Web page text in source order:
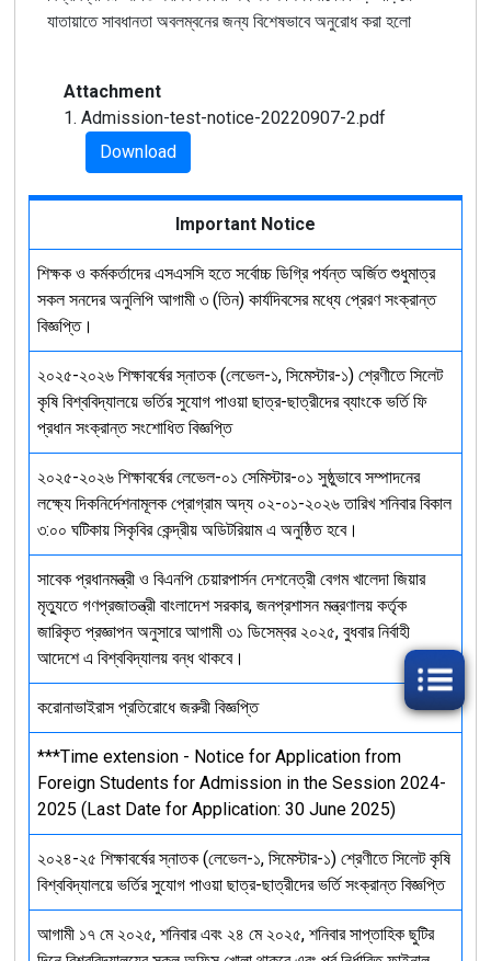
যাতায়াতে সাবধানতা অবলম্বনের জন্য বিশেষভাবে অনুরোধ করা হলো
Attachment
1. Admission-test-notice-20220907-2.pdf
Download
Important Notice
শিক্ষক ও কর্মকর্তাদের এসএসসি হতে সর্বোচ্চ ডিগ্রি পর্যন্ত অর্জিত শুধুমাত্র
সকল সনদের অনুলিপি আগামী ৩ (তিন) কার্যদিবসের মধ্যে প্রেরণ সংক্রান্ত
বিজ্ঞপ্তি।
২০২৫-২০২৬ শিক্ষাবর্ষের স্নাতক (লেভেল-১, সিমেস্টার-১) শ্রেণীতে সিলেট
কৃষি বিশ্ববিদ্যালয়ে ভর্তির সুযোগ পাওয়া ছাত্র-ছাত্রীদের ব্যাংকে ভর্তি ফি
প্রধান সংক্রান্ত সংশোধিত বিজ্ঞপ্তি
২০২৫-২০২৬ শিক্ষাবর্ষের লেভেল-০১ সেমিস্টার-০১ সুষ্ঠুভাবে সম্পাদনের
লক্ষ্যে দিকনির্দেশনামূলক প্রোগ্রাম অদ্য ০২-০১-২০২৬ তারিখ শনিবার বিকাল
৩:০০ ঘটিকায় সিকৃবির কেন্দ্রীয় অডিটরিয়াম এ অনুষ্ঠিত হবে।
সাবেক প্রধানমন্ত্রী ও বিএনপি চেয়ারপার্সন দেশনেত্রী বেগম খালেদা জিয়ার
মৃত্যুতে গণপ্রজাতন্ত্রী বাংলাদেশ সরকার, জনপ্রশাসন মন্ত্রণালয় কর্তৃক
জারিকৃত প্রজ্ঞাপন অনুসারে আগামী ৩১ ডিসেম্বর ২০২৫, বুধবার নির্বাহী
আদেশে এ বিশ্ববিদ্যালয় বন্ধ থাকবে।
করোনাভাইরাস প্রতিরোধে জরুরী বিজ্ঞপ্তি
***Time extension - Notice for Application from
Foreign Students for Admission in the Session 2024-
2025 (Last Date for Application: 30 June 2025)
২০২৪-২৫ শিক্ষাবর্ষের স্নাতক (লেভেল-১, সিমেস্টার-১) শ্রেণীতে সিলেট কৃষি
বিশ্ববিদ্যালয়ে ভর্তির সুযোগ পাওয়া ছাত্র-ছাত্রীদের ভর্তি সংক্রান্ত বিজ্ঞপ্তি
আগামী ১৭ মে ২০২৫, শনিবার এবং ২৪ মে ২০২৫, শনিবার সাপ্তাহিক ছুটির